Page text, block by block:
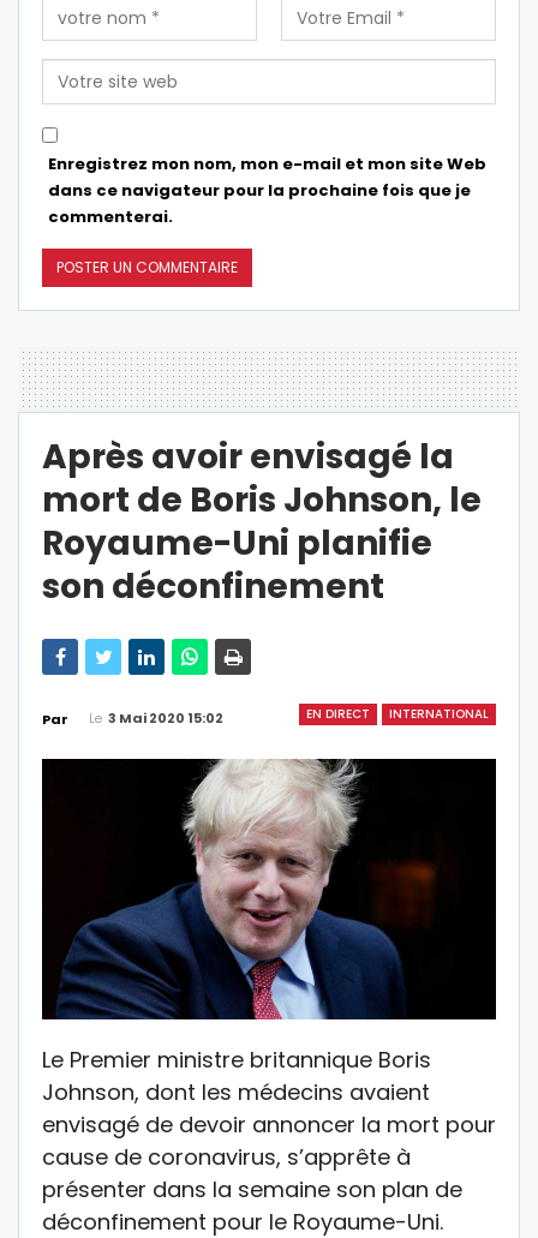
Enregistrez mon nom, mon e-mail et mon site Web
dans ce navigateur pour la prochaine fois que je
commenterai.
Après avoir envisagé la
mort de Boris Johnson, le
Royaume-Uni planifie
son déconfinement
EN DIRECT INTERNATIONAL
Par Le 3 Mai 2020 15:02
Le Premier ministre britannique Boris
Johnson, dont les médecins avaient
envisagé de devoir annoncer la mort pour
cause de coronavirus, s’apprête à
présenter dans la semaine son plan de
déconfinement pour le Royaume-Uni.